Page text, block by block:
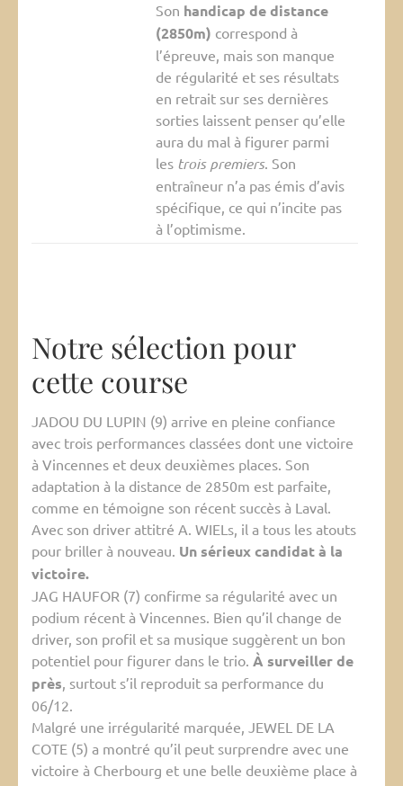
Son handicap de distance
(2850m) correspond à
l’épreuve, mais son manque
de régularité et ses résultats
en retrait sur ses dernières
sorties laissent penser qu’elle
aura du mal à figurer parmi
les trois premiers. Son
entraîneur n’a pas émis d’avis
spécifique, ce qui n’incite pas
à l’optimisme.
Notre sélection pour
cette course
JADOU DU LUPIN (9) arrive en pleine confiance
avec trois performances classées dont une victoire
à Vincennes et deux deuxièmes places. Son
adaptation à la distance de 2850m est parfaite,
comme en témoigne son récent succès à Laval.
Avec son driver attitré A. WIELs, il a tous les atouts
pour briller à nouveau. Un sérieux candidat à la
victoire.
JAG HAUFOR (7) confirme sa régularité avec un
podium récent à Vincennes. Bien qu’il change de
driver, son profil et sa musique suggèrent un bon
potentiel pour figurer dans le trio. À surveiller de
près, surtout s’il reproduit sa performance du
06/12.
Malgré une irrégularité marquée, JEWEL DE LA
COTE (5) a montré qu’il peut surprendre avec une
victoire à Cherbourg et une belle deuxième place à